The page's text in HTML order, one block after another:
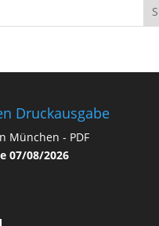
Druckausgabe
07/08/2026